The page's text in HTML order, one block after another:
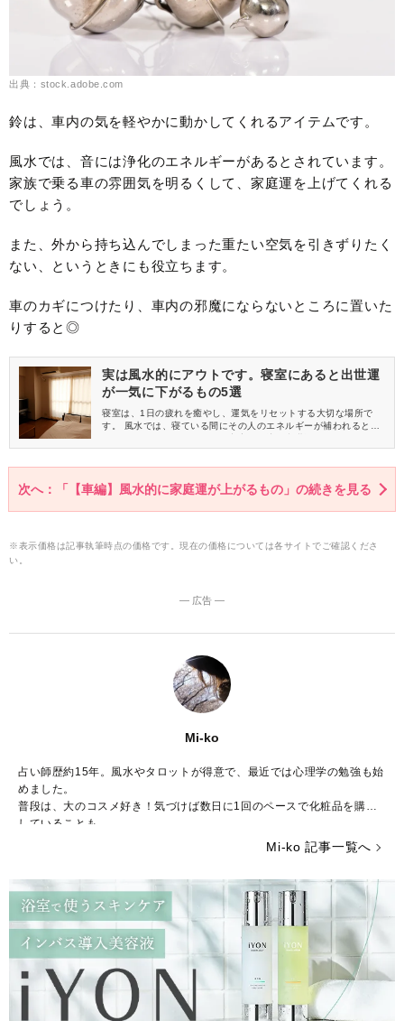
出典：stock.adobe.com
鈴は、車内の気を軽やかに動かしてくれるアイテムです。
風水では、音には浄化のエネルギーがあるとされています。
家族で乗る車の雰囲気を明るくして、家庭運を上げてくれる
でしょう。
また、外から持ち込んでしまった重たい空気を引きずりたく
ない、というときにも役立ちます。
車のカギにつけたり、車内の邪魔にならないところに置いた
りすると◎
実は風水的にアウトです。寝室にあると出世運
が一気に下がるもの5選
寝室は、1日の疲れを癒やし、運気をリセットする大切な場所で
す。 風水では、寝ている間にその人のエネルギーが補われると考
とされるのです。 今回は、寝室にあると出世運が下がるものにつ
次へ：「【車編】風水的に家庭運が上がるもの」の続きを見る
※表示価格は記事執筆時点の価格です。現在の価格については各サイトでご確認くださ
い。
― 広告 ―
Mi-ko
占い師歴約15年。風水やタロットが得意で、最近では心理学の勉強も始
めました。
普段は、大のコスメ好き！気づけば数日に1回のペースで化粧品を購入
していることも……。
ストレスが多い今の時代……癒やしが欲しいという方のために、のんび
りした海辺の街からみなさんの心を少しだけ暖かくする言葉をお届けで
Mi-ko 記事一覧へ